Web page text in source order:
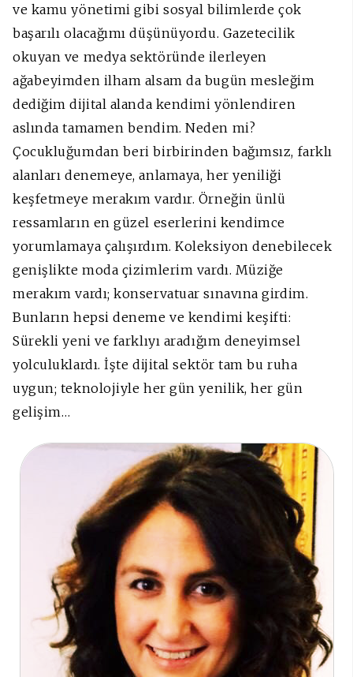
ve kamu yönetimi gibi sosyal bilimlerde çok
başarılı olacağımı düşünüyordu. Gazetecilik
okuyan ve medya sektöründe ilerleyen
ağabeyimden ilham alsam da bugün mesleğim
dediğim dijital alanda kendimi yönlendiren
aslında tamamen bendim. Neden mi?
Çocukluğumdan beri birbirinden bağımsız, farklı
alanları denemeye, anlamaya, her yeniliği
keşfetmeye merakım vardır. Örneğin ünlü
ressamların en güzel eserlerini kendimce
yorumlamaya çalışırdım. Koleksiyon denebilecek
genişlikte moda çizimlerim vardı. Müziğe
merakım vardı; konservatuar sınavına girdim.
Bunların hepsi deneme ve kendimi keşifti:
Sürekli yeni ve farklıyı aradığım deneyimsel
yolculuklardı. İşte dijital sektör tam bu ruha
uygun; teknolojiyle her gün yenilik, her gün
gelişim…